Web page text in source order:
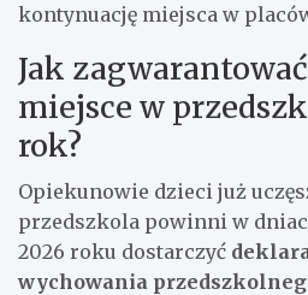
kontynuację miejsca w
Jak
miejsce w
rok?
Opiekunowie dzieci już
przedszkola powinni w
2026 roku dostarczyć
wychowania